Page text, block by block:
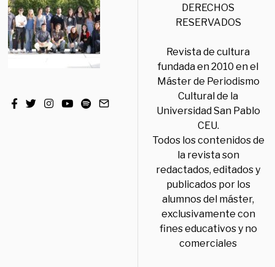
DERECHOS
RESERVADOS
Revista de cultura
fundada en 2010 en el
Máster de Periodismo
Cultural de la
Universidad San Pablo
CEU.
Todos los contenidos de
la revista son
redactados, editados y
publicados por los
alumnos del máster,
exclusivamente con
fines educativos y no
comerciales